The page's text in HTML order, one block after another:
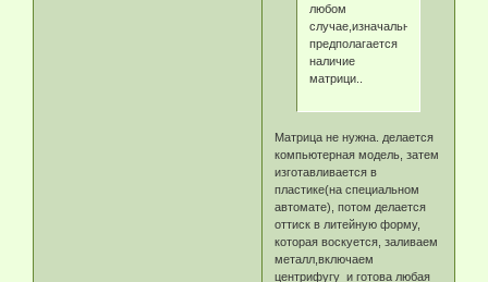
любом
случае,изначально
предполагается
наличие
матрици..
Матрица не нужна. делается
компьютерная модель, затем
изготавливается в
пластике(на специальном
автомате), потом делается
оттиск в литейную форму,
которая воскуется, заливаем
металл,включаем
центрифугу и готова любая